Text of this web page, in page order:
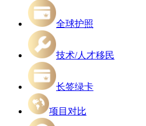
全球护照
技术/人才移民
长签绿卡
项目对比